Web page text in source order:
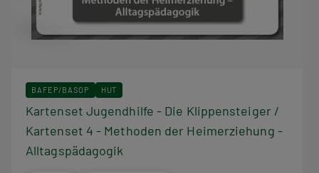
BAFEP/BASOP HUT
Kartenset Jugendhilfe - Die Klippensteiger /
Kartenset 4 - Methoden der Heimerziehung -
Alltagspädagogik